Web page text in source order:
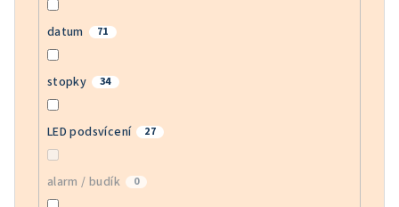
datum 71
stopky 34
LED podsvícení 27
alarm / budík 0